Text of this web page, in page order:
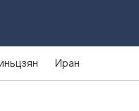
Иран